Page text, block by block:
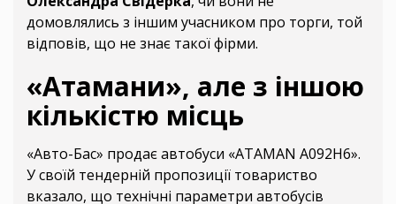
домовлялись з іншим учасником про торги, той
відповів, що не знає такої фірми.
«Атамани», але з іншою
кількістю місць
«Авто-Бас» продає автобуси «ATAMAN А092Н6».
У своїй тендерній пропозиції товариство
вказало, що технічні параметри автобусів